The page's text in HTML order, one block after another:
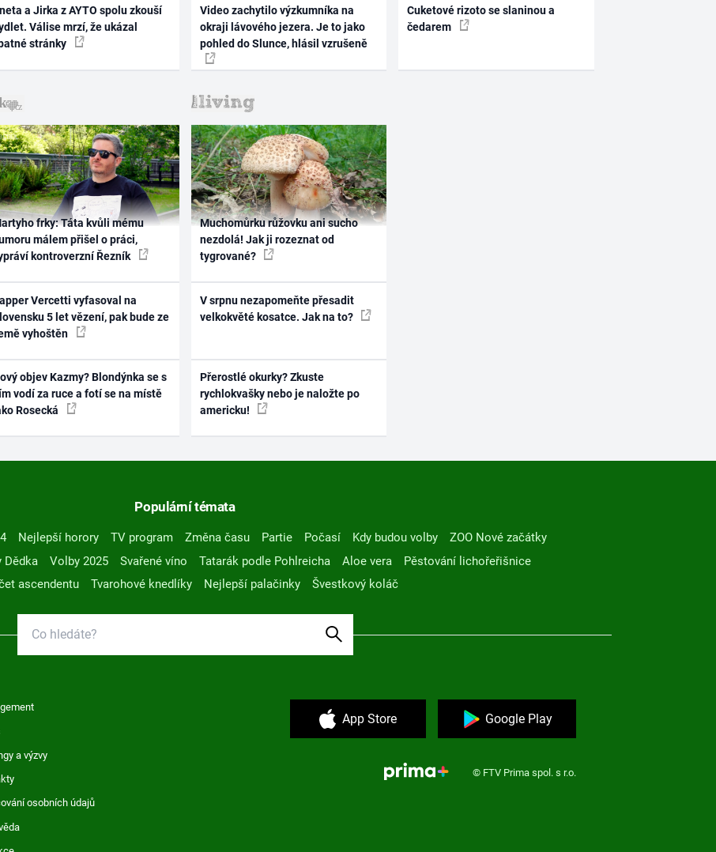
a Jirka z AYTO spolu zkouší
Válise mrzí, že ukázal
stránky
Video zachytilo výzkumníka na
okraji lávového jezera. Je to jako
pohled do Slunce, hlásil vzrušeně
Cuketové rizoto se slaninou a
čedarem
frky: Táta kvůli mému
málem přišel o práci,
kontroverzní Řezník
Vercetti vyfasoval na
5 let vězení, pak bude ze
vyhoštěn
objev Kazmy? Blondýnka se s
vodí za ruce a fotí se na místě
Rosecká
Muchomůrku růžovku ani sucho
nezdolá! Jak ji rozeznat od
tygrované?
V srpnu nezapomeňte přesadit
velkokvěté kosatce. Jak na to?
Přerostlé okurky? Zkuste
rychlokvašky nebo je naložte po
americku!
Populární témata
Nejlepší horory TV program Změna času Partie Počasí Kdy budou volby
ZOO Nové začátky
Dědka Volby 2025 Svařené víno Tatarák podle Pohlreicha Aloe vera
Pěstování lichořeřišnice
ascendentu
Tvarohové knedlíky Nejlepší palačinky Švestkový koláč
a výzvy
osobních údajů
App Store Google Play
© FTV Prima spol. s r.o.